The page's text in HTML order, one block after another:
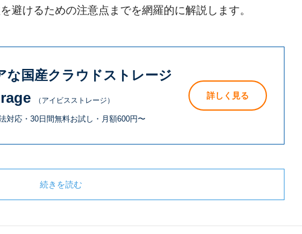
避けるための注意点までを網羅的に解説します。
な国産クラウドストレージ
（アイビスストレージ）
対応・30日間無料お試し・月額600円〜
詳しく見る
続きを読む